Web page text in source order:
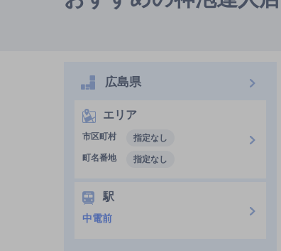
広島県
エリア
市区町村
指定なし
町名番地
指定なし
駅
中電前